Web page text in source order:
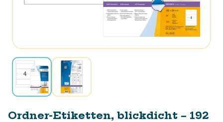
Ordner-Etiketten, blickdicht – 192